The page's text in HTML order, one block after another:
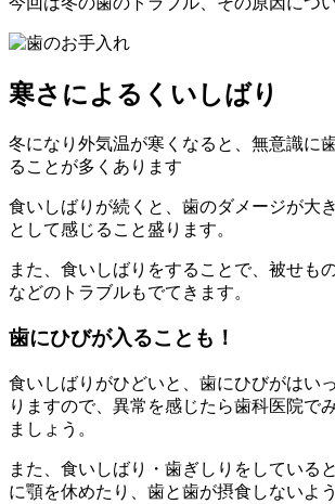
寒さによるくいしばり
冬になり外気温が寒くなると、無意識に
ることが多くあります
食いしばりが続くと、歯のダメージが大
として感じること盛ります。
また、食いしばりをすることで、被せも
などのトラブルもでてきます。
歯にひびが入ることも！
食いしばりがひどいと、歯にひびがはい
りますので、異常を感じたら歯科医院で
ましょう。
また、食いしばり・歯ぎしりをしている
に顎を休めたり、歯と歯が摂食しないよ